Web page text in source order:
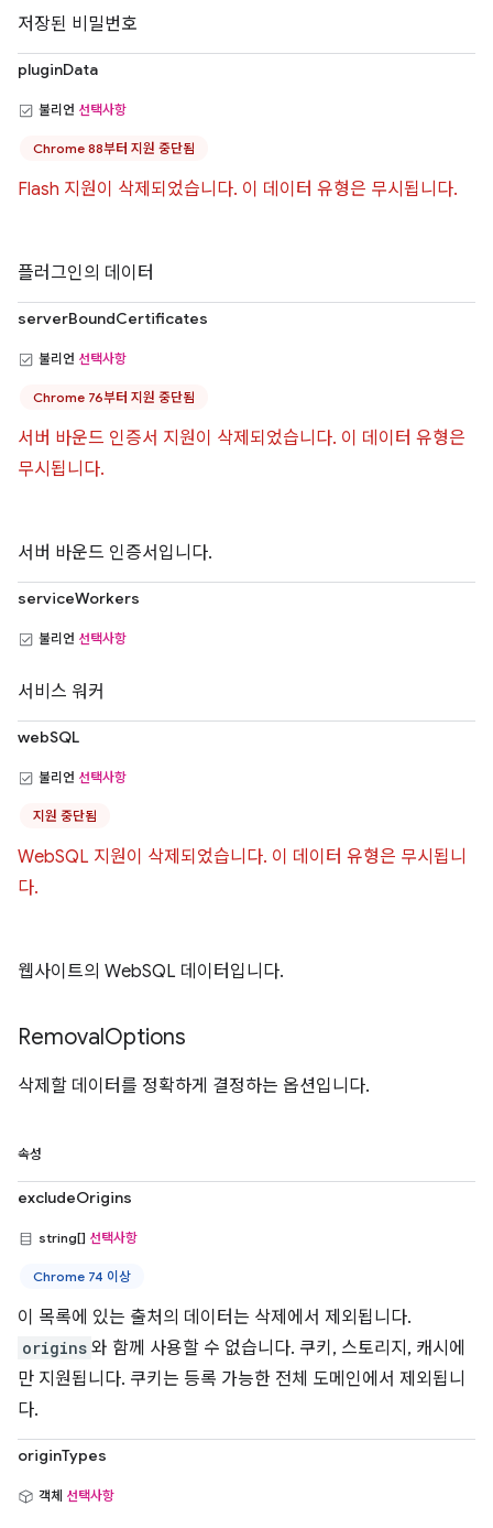
저장된 비밀번호
pluginData
불리언 선택사항
Chrome 88부터 지원 중단됨
Flash 지원이 삭제되었습니다. 이 데이터 유형은 무시됩니다.
플러그인의 데이터
serverBoundCertificates
불리언 선택사항
Chrome 76부터 지원 중단됨
서버 바운드 인증서 지원이 삭제되었습니다. 이 데이터 유형은
무시됩니다.
서버 바운드 인증서입니다.
serviceWorkers
불리언 선택사항
서비스 워커
webSQL
불리언 선택사항
지원 중단됨
WebSQL 지원이 삭제되었습니다. 이 데이터 유형은 무시됩니
다.
웹사이트의 WebSQL 데이터입니다.
RemovalOptions
삭제할 데이터를 정확하게 결정하는 옵션입니다.
속성
excludeOrigins
string[] 선택사항
Chrome 74 이상
이 목록에 있는 출처의 데이터는 삭제에서 제외됩니다.
origins 와 함께 사용할 수 없습니다. 쿠키, 스토리지, 캐시에
만 지원됩니다. 쿠키는 등록 가능한 전체 도메인에서 제외됩니
다.
originTypes
객체 선택사항